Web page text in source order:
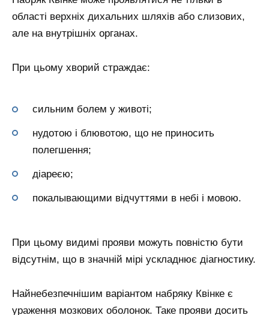
області верхніх дихальних шляхів або слизових,
але на внутрішніх органах.
При цьому хворий страждає:
сильним болем у животі;
нудотою і блювотою, що не приносить
полегшення;
діареєю;
покалывающими відчуттями в небі і мовою.
При цьому видимі прояви можуть повністю бути
відсутнім, що в значній мірі ускладнює діагностику.
Найнебезпечнішим варіантом набряку Квінке є
ураження мозкових оболонок. Таке прояви досить